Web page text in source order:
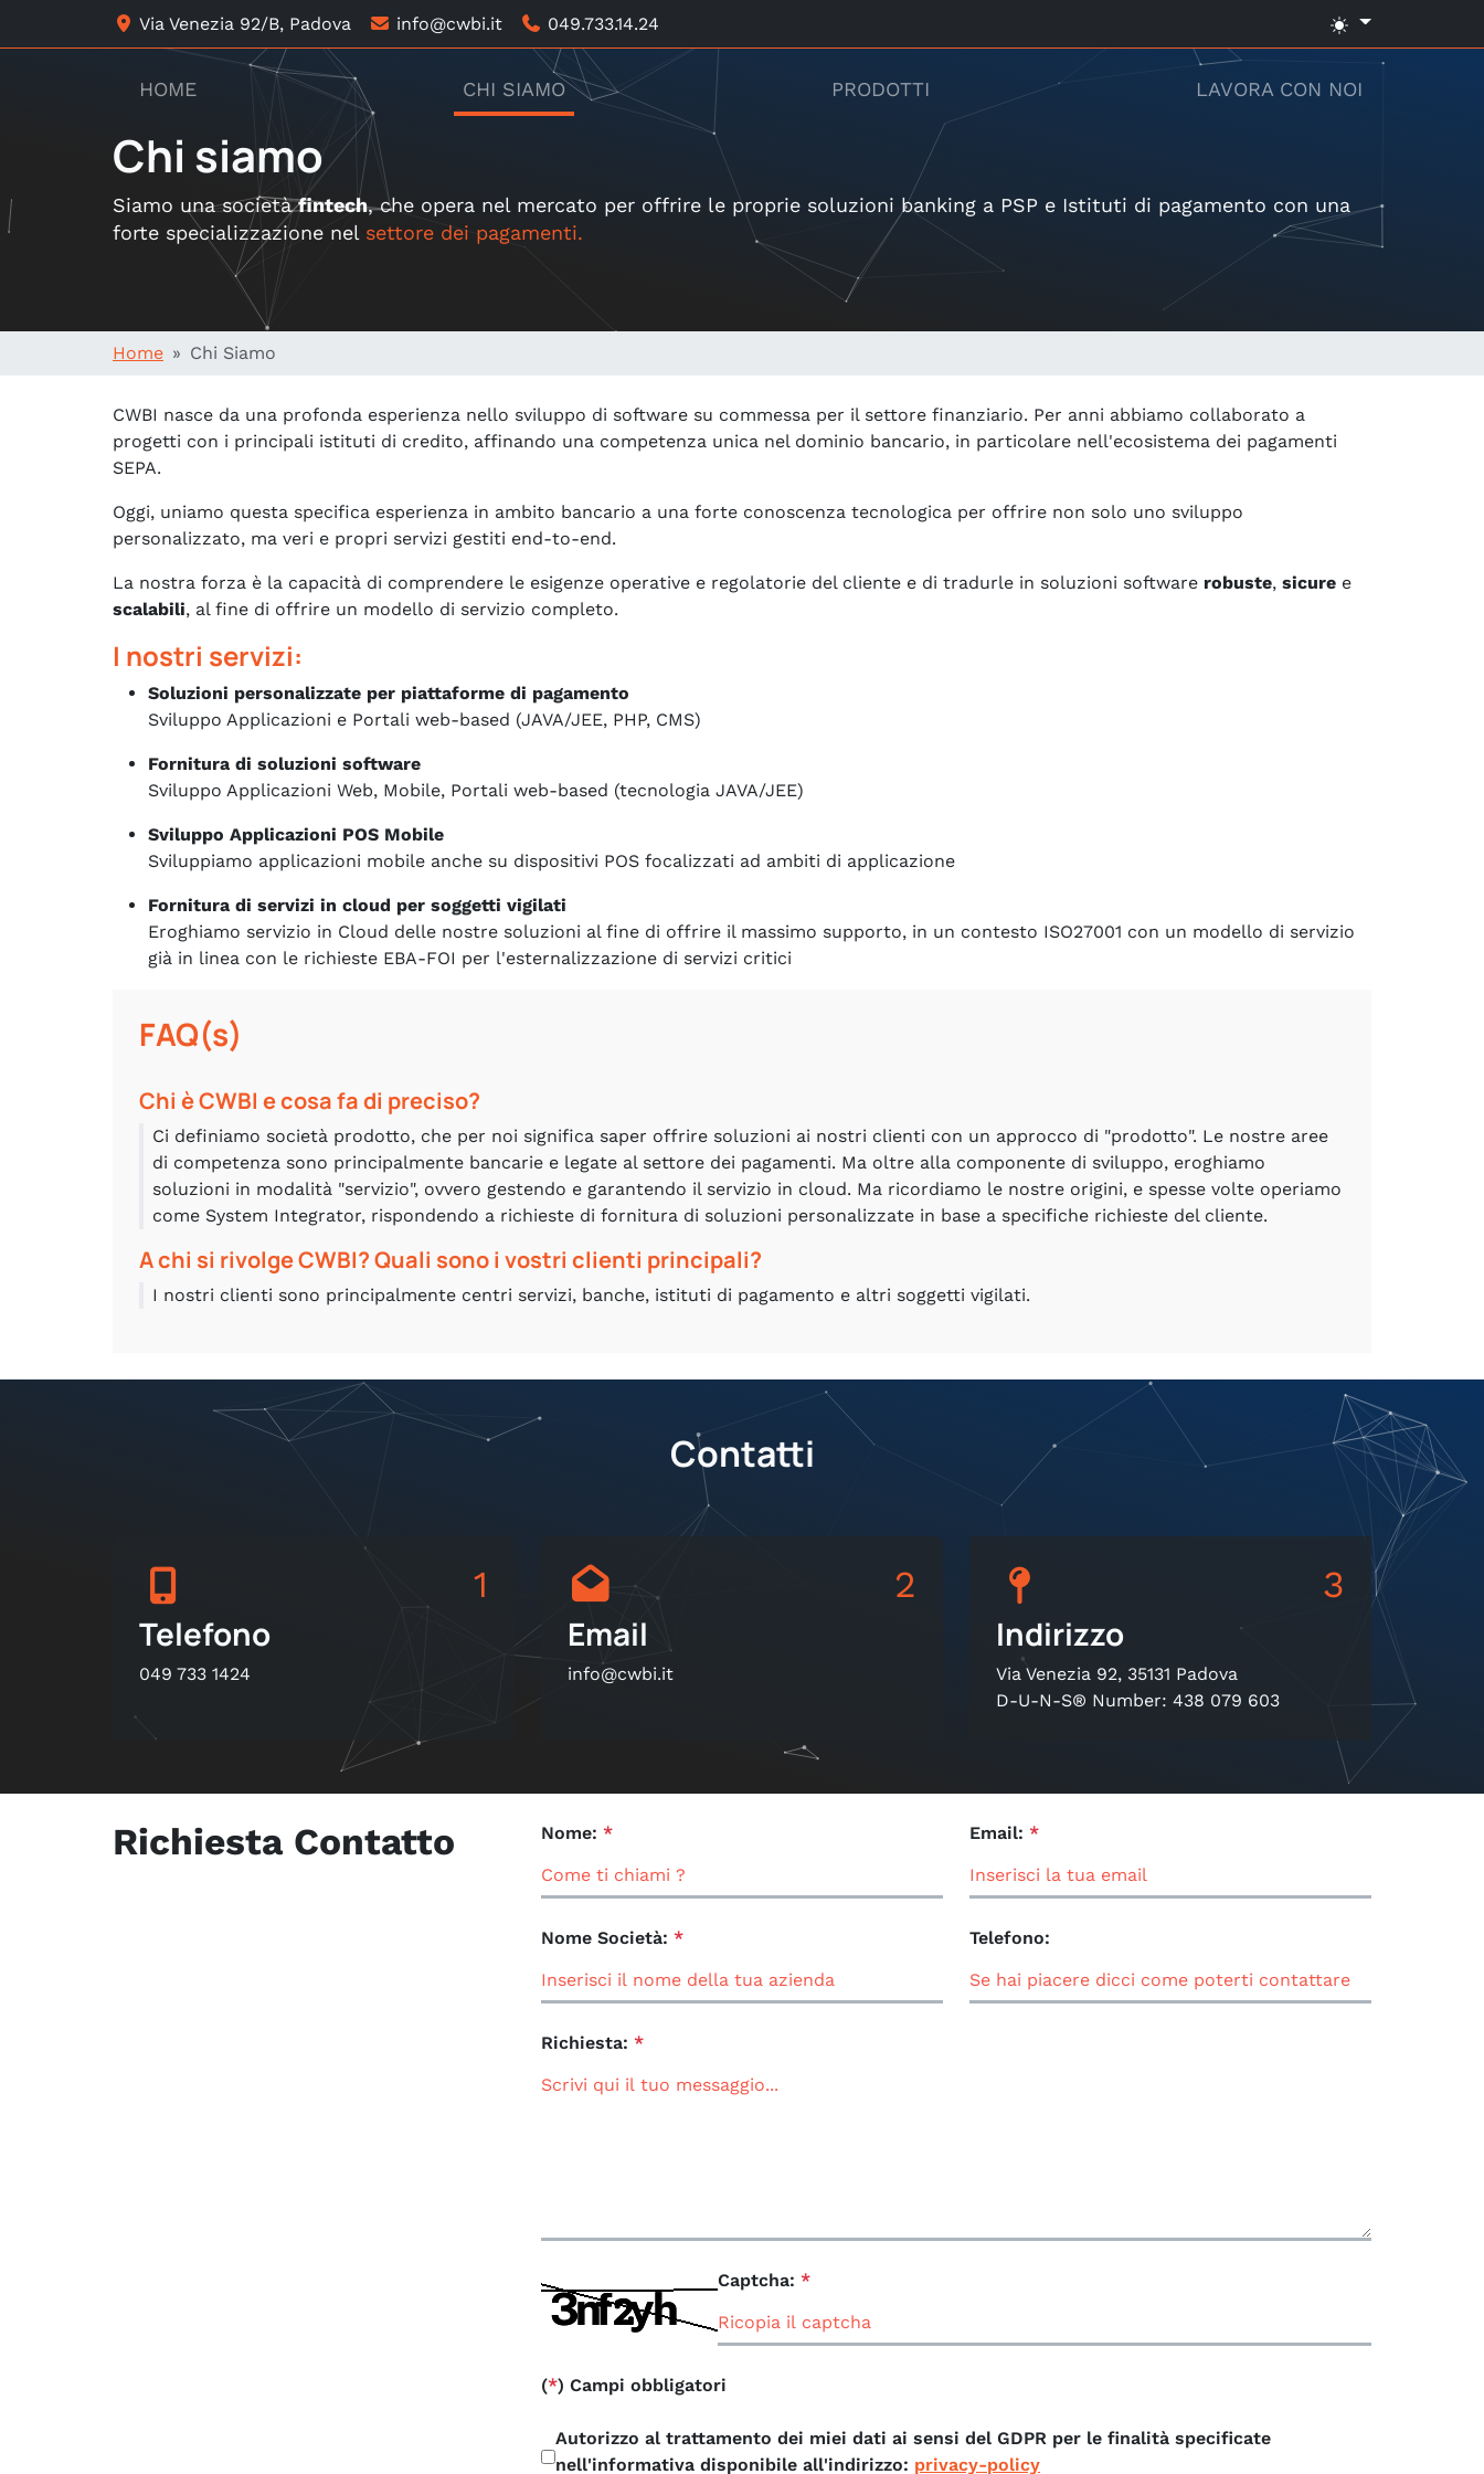
Via Venezia 92/B, Padova info@cwbi.it 049.733.14.24
HOME CHI SIAMO PRODOTTI LAVORA CON NOI
Chi siamo
Siamo una societàfintech, che opera nel mercato per offrire le proprie soluzioni banking a PSP e Istituti di pagamento con una
forte specializzazione nel settore dei pagamenti.
Home Chi Siamo
CWBI nasce da una profonda esperienza nello sviluppo di software su commessa per il settore finanziario. Per anni abbiamo collaborato a
progetti con i principali istituti di credito, affinando una competenza unica nel dominio bancario, in particolare nell'ecosistema dei pagamenti
SEPA.
Oggi, uniamo questa specifica esperienza in ambito bancario a una forte conoscenza tecnologica per offrire non solo uno sviluppo
personalizzato, ma veri e propri servizi gestiti end-to-end.
La nostra forza è la capacità di comprendere le esigenze operative e regolatorie del cliente e di tradurle in soluzioni software robuste, sicure e
scalabili, al fine di offrire un modello di servizio completo.
I nostri servizi:
Soluzioni personalizzate per piattaforme di pagamento
Sviluppo Applicazioni e Portali web-based (JAVA/JEE, PHP, CMS)
Fornitura di soluzioni software
Sviluppo Applicazioni Web, Mobile, Portali web-based (tecnologia JAVA/JEE)
Sviluppo Applicazioni POS Mobile
Sviluppiamo applicazioni mobile anche su dispositivi POS focalizzati ad ambiti di applicazione
Fornitura di servizi in cloud per soggetti vigilati
Eroghiamo servizio in Cloud delle nostre soluzioni al fine di offrire il massimo supporto, in un contesto ISO27001 con un modello di servizio
già in linea con le richieste EBA-FOI per l'esternalizzazione di servizi critici
FAQ(s)
Chi è CWBI e cosa fa di preciso?
Ci definiamo società prodotto, che per noi significa saper offrire soluzioni ai nostri clienti con un approcco di "prodotto". Le nostre aree
di competenza sono principalmente bancarie e legate al settore dei pagamenti. Ma oltre alla componente di sviluppo, eroghiamo
soluzioni in modalità "servizio", ovvero gestendo e garantendo il servizio in cloud. Ma ricordiamo le nostre origini, e spesse volte operiamo
come System Integrator, rispondendo a richieste di fornitura di soluzioni personalizzate in base a specifiche richieste del cliente.
A chi si rivolge CWBI? Quali sono i vostri clienti principali?
I nostri clienti sono principalmente centri servizi, banche, istituti di pagamento e altri soggetti vigilati.
Contatti
1
Telefono
049 733 1424
2
Email
info@cwbi.it
3
Indirizzo
Via Venezia 92, 35131 Padova
D-U-N-S® Number: 438 079 603
Richiesta Contatto Nome: * Email: *
Nome Società: * Telefono:
Richiesta: *
Captcha: *
(*) Campi obbligatori
Autorizzo al trattamento dei miei dati ai sensi del GDPR per le finalità specificate
nell'informativa disponibile all'indirizzo: privacy-policy